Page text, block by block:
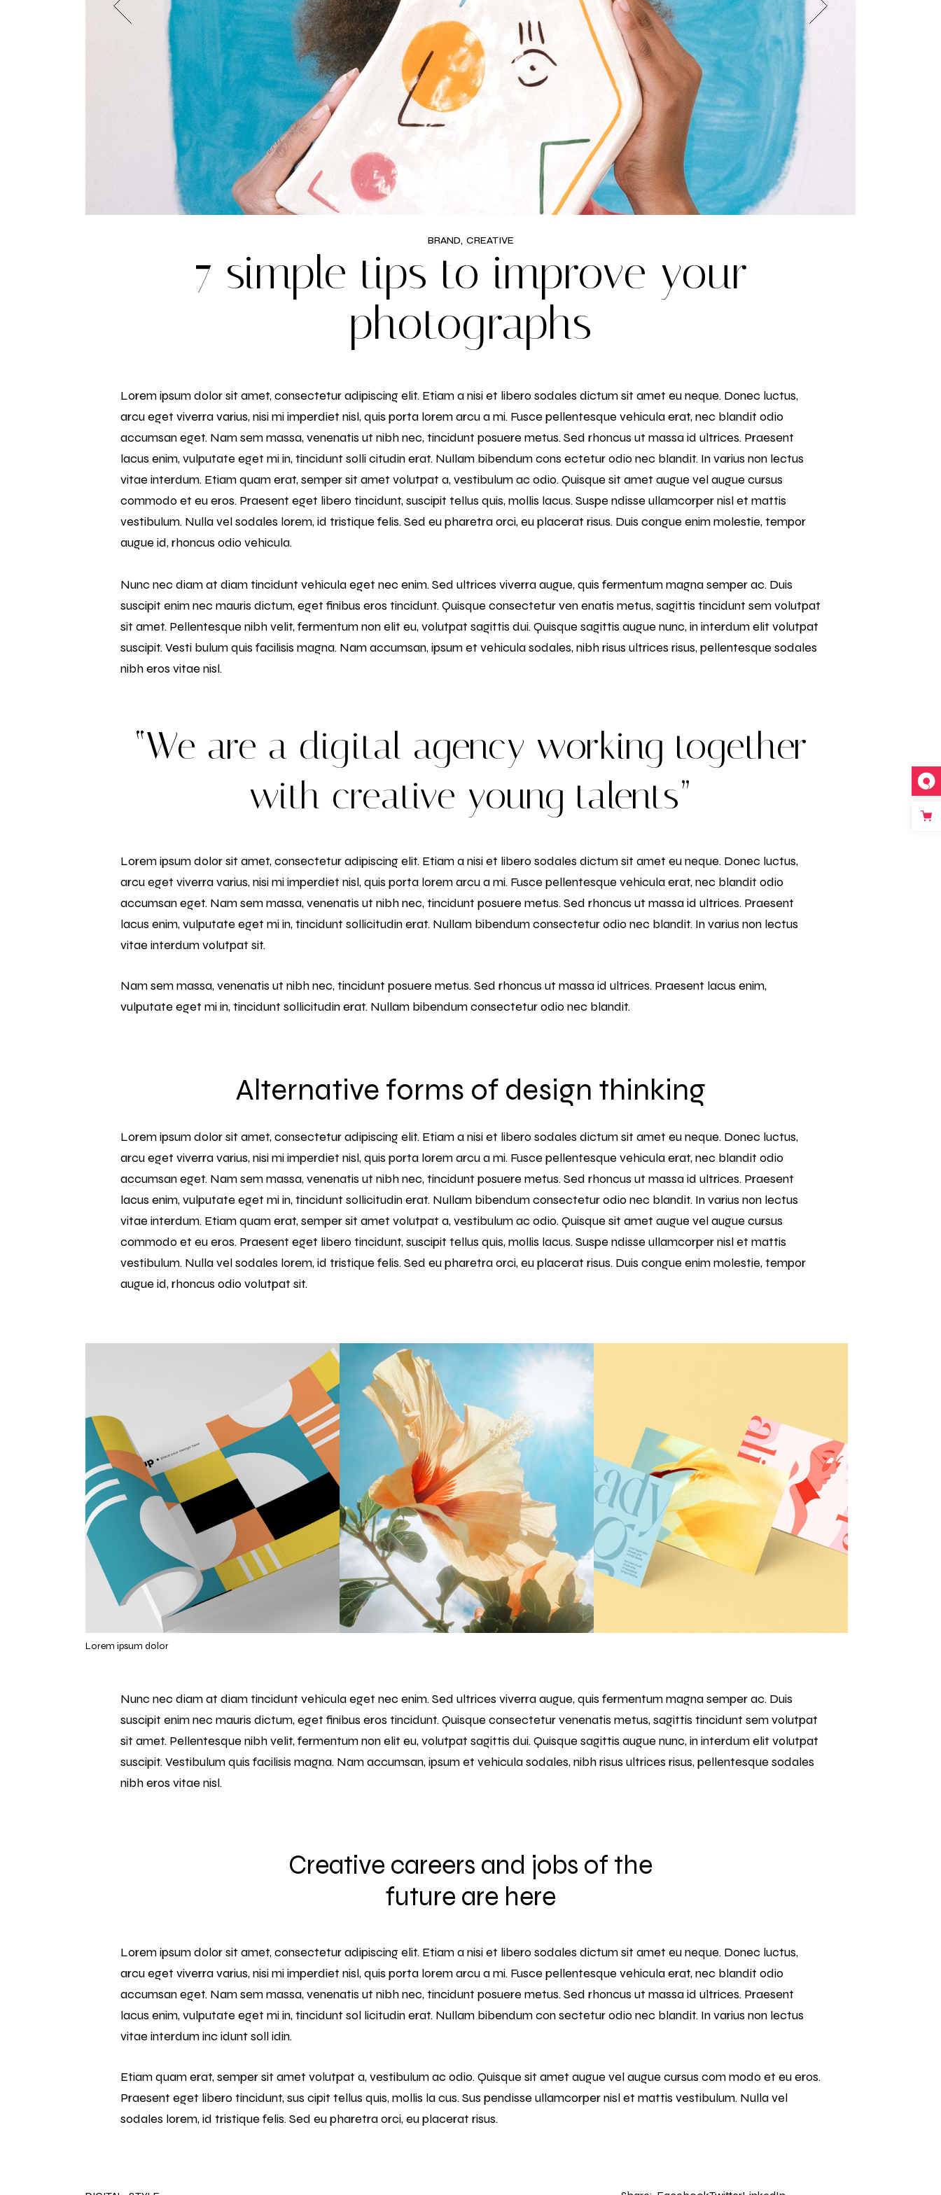
INTERACTIVE IMAGES
LANDING
BRAND CREATIVE
7 simple tips to improve your
photographs
Lorem ipsum dolor sit amet, consectetur adipiscing elit. Etiam a nisi et libero sodales dictum sit amet eu neque. Donec luctus,
arcu eget viverra varius, nisi mi imperdiet nisl, quis porta lorem arcu a mi. Fusce pellentesque vehicula erat, nec blandit odio
accumsan eget. Nam sem massa, venenatis ut nibh nec, tincidunt posuere metus. Sed rhoncus ut massa id ultrices. Praesent
lacus enim, vulputate eget mi in, tincidunt solli citudin erat. Nullam bibendum cons ectetur odio nec blandit. In varius non lectus
vitae interdum. Etiam quam erat, semper sit amet volutpat a, vestibulum ac odio. Quisque sit amet augue vel augue cursus
commodo et eu eros. Praesent eget libero tincidunt, suscipit tellus quis, mollis lacus. Suspe ndisse ullamcorper nisl et mattis
vestibulum. Nulla vel sodales lorem, id tristique felis. Sed eu pharetra orci, eu placerat risus. Duis congue enim molestie, tempor
augue id, rhoncus odio vehicula.
Nunc nec diam at diam tincidunt vehicula eget nec enim. Sed ultrices viverra augue, quis fermentum magna semper ac. Duis
suscipit enim nec mauris dictum, eget finibus eros tincidunt. Quisque consectetur ven enatis metus, sagittis tincidunt sem volutpat
sit amet. Pellentesque nibh velit, fermentum non elit eu, volutpat sagittis dui. Quisque sagittis augue nunc, in interdum elit volutpat
suscipit. Vesti bulum quis facilisis magna. Nam accumsan, ipsum et vehicula sodales, nibh risus ultrices risus, pellentesque sodales
nibh eros vitae nisl.
“We are a digital agency working together
with creative young talents”
Lorem ipsum dolor sit amet, consectetur adipiscing elit. Etiam a nisi et libero sodales dictum sit amet eu neque. Donec luctus,
arcu eget viverra varius, nisi mi imperdiet nisl, quis porta lorem arcu a mi. Fusce pellentesque vehicula erat, nec blandit odio
accumsan eget. Nam sem massa, venenatis ut nibh nec, tincidunt posuere metus. Sed rhoncus ut massa id ultrices. Praesent
lacus enim, vulputate eget mi in, tincidunt sollicitudin erat. Nullam bibendum consectetur odio nec blandit. In varius non lectus
vitae interdum volutpat sit.
Nam sem massa, venenatis ut nibh nec, tincidunt posuere metus. Sed rhoncus ut massa id ultrices. Praesent lacus enim,
vulputate eget mi in, tincidunt sollicitudin erat. Nullam bibendum consectetur odio nec blandit.
Alternative forms of design thinking
Lorem ipsum dolor sit amet, consectetur adipiscing elit. Etiam a nisi et libero sodales dictum sit amet eu neque. Donec luctus,
arcu eget viverra varius, nisi mi imperdiet nisl, quis porta lorem arcu a mi. Fusce pellentesque vehicula erat, nec blandit odio
accumsan eget. Nam sem massa, venenatis ut nibh nec, tincidunt posuere metus. Sed rhoncus ut massa id ultrices. Praesent
lacus enim, vulputate eget mi in, tincidunt sollicitudin erat. Nullam bibendum consectetur odio nec blandit. In varius non lectus
vitae interdum. Etiam quam erat, semper sit amet volutpat a, vestibulum ac odio. Quisque sit amet augue vel augue cursus
commodo et eu eros. Praesent eget libero tincidunt, suscipit tellus quis, mollis lacus. Suspe ndisse ullamcorper nisl et mattis
vestibulum. Nulla vel sodales lorem, id tristique felis. Sed eu pharetra orci, eu placerat risus. Duis congue enim molestie, tempor
augue id, rhoncus odio volutpat sit.
Lorem ipsum dolor
Nunc nec diam at diam tincidunt vehicula eget nec enim. Sed ultrices viverra augue, quis fermentum magna semper ac. Duis
suscipit enim nec mauris dictum, eget finibus eros tincidunt. Quisque consectetur venenatis metus, sagittis tincidunt sem volutpat
sit amet. Pellentesque nibh velit, fermentum non elit eu, volutpat sagittis dui. Quisque sagittis augue nunc, in interdum elit volutpat
suscipit. Vestibulum quis facilisis magna. Nam accumsan, ipsum et vehicula sodales, nibh risus ultrices risus, pellentesque sodales
nibh eros vitae nisl.
Creative careers and jobs of the
future are here
Lorem ipsum dolor sit amet, consectetur adipiscing elit. Etiam a nisi et libero sodales dictum sit amet eu neque. Donec luctus,
arcu eget viverra varius, nisi mi imperdiet nisl, quis porta lorem arcu a mi. Fusce pellentesque vehicula erat, nec blandit odio
accumsan eget. Nam sem massa, venenatis ut nibh nec, tincidunt posuere metus. Sed rhoncus ut massa id ultrices. Praesent
lacus enim, vulputate eget mi in, tincidunt sol licitudin erat. Nullam bibendum con sectetur odio nec blandit. In varius non lectus
vitae interdum inc idunt soll idin.
Etiam quam erat, semper sit amet volutpat a, vestibulum ac odio. Quisque sit amet augue vel augue cursus com modo et eu eros.
Praesent eget libero tincidunt, sus cipit tellus quis, mollis la cus. Sus pendisse ullamcorper nisl et mattis vestibulum. Nulla vel
sodales lorem, id tristique felis. Sed eu pharetra orci, eu placerat risus.